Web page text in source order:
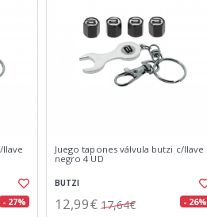
llave
- 27%
Juego tapones válvula butzi c/llave
negro 4 UD
BUTZI
12,99€ 17,64€ - 26%